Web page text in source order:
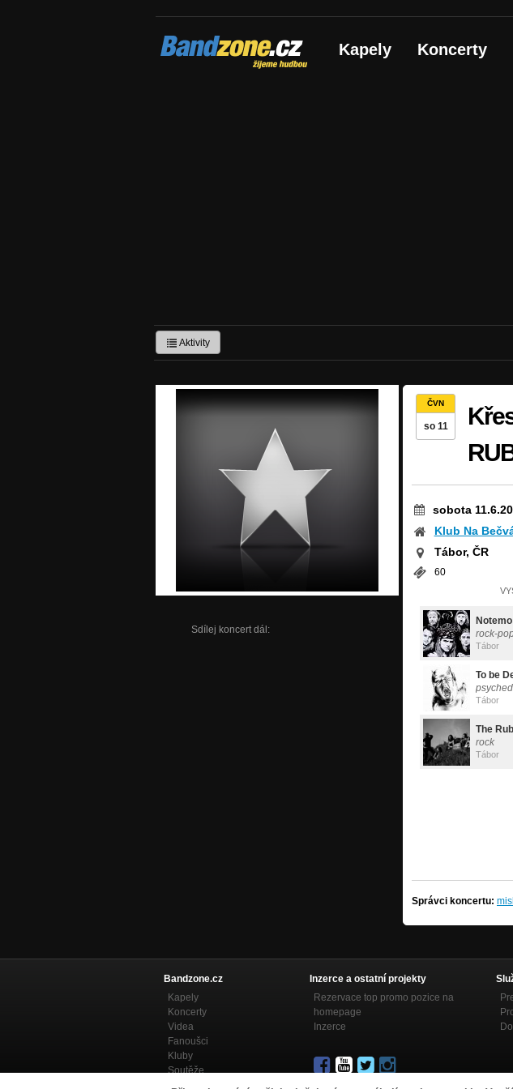
Bandzone.cz
žijeme hudbou Kapely Koncerty
Aktivity
Sdílej koncert dál:
ČVN
so 11
sobota
Klub Na
Tábor, ČR
60
Notemo
rock-
Tábor
To be
Tábor
The
rock
Tábor
Správci koncertu:
Bandzone.cz
Kapely
Koncerty
Videa
Fanoušci
Kluby
Soutěže
Bandzone.cz blog
Inzerce a ostatní projekty
Rezervace top promo pozice na
homepage
Inzerce